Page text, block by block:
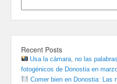
Recent Posts
Usa la cámara, no las
fotogénicos de Donostia en
Comer bien en Donostia: Las